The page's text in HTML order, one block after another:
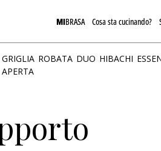
MIBRASA Cosa sta cucinando?
GRIGLIA
APERTA
ROBATA DUO HIBACHI